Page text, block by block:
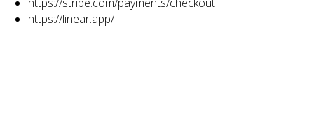
https://linear.app/